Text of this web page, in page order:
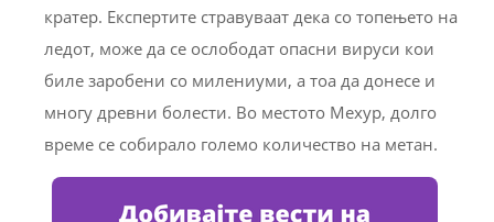
кратер. Експертите стравуваат дека со топењето на
ледот, може да се ослободат опасни вируси кои
биле заробени со милениуми, а тоа да донесе и
многу древни болести. Во местото Мехур, долго
време се собирало големо количество на метан.